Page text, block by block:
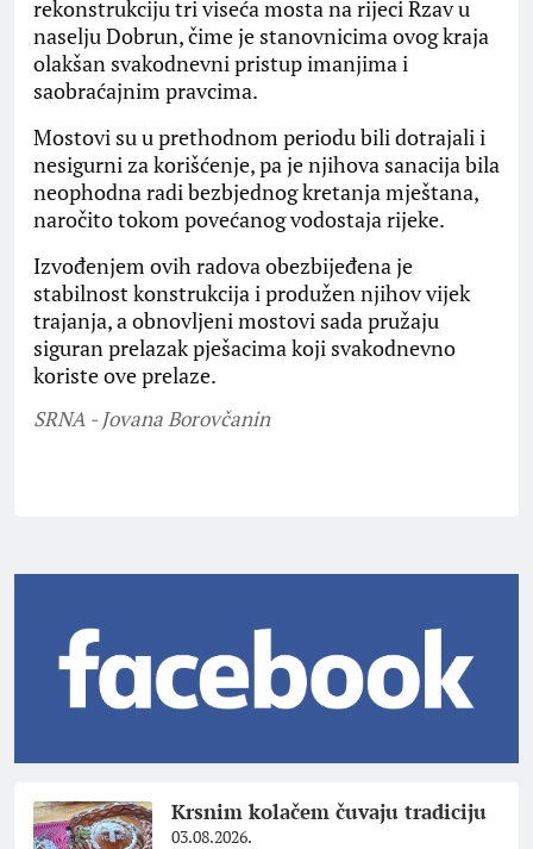
rekonstrukciju tri viseća mosta na rijeci Rzav u
naselju Dobrun, čime je stanovnicima ovog kraja
olakšan svakodnevni pristup imanjima i
saobraćajnim pravcima.
Mostovi su u prethodnom periodu bili dotrajali i
nesigurni za korišćenje, pa je njihova sanacija bila
neophodna radi bezbjednog kretanja mještana,
naročito tokom povećanog vodostaja rijeke.
Izvođenjem ovih radova obezbijeđena je
stabilnost konstrukcija i produžen njihov vijek
trajanja, a obnovljeni mostovi sada pružaju
siguran prelazak pješacima koji svakodnevno
koriste ove prelaze.
SRNA - Jovana Borovčanin
Krsnim kolačem čuvaju tradiciju
03.08.2026.